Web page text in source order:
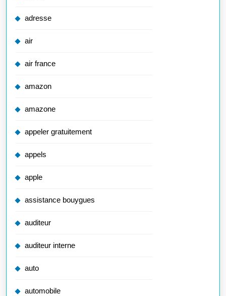
adresse
air
air france
amazon
amazone
appeler gratuitement
appels
apple
assistance bouygues
auditeur
auditeur interne
auto
automobile